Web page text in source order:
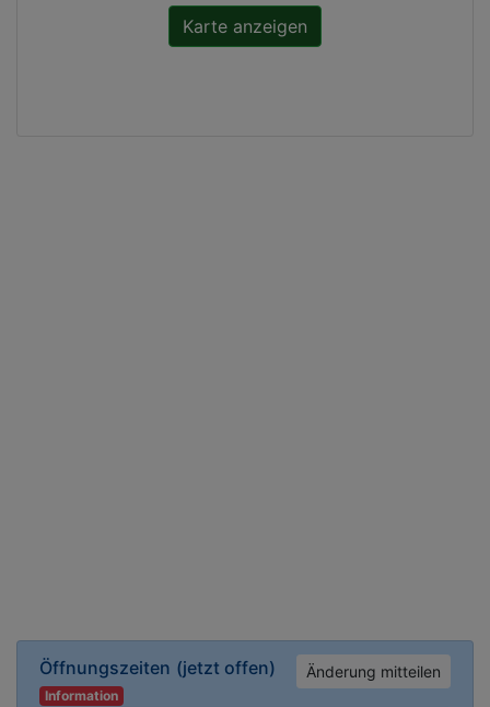
Öffnungszeiten (jetzt offen) Änderung mitteilen
Information